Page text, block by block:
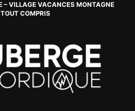
– VILLAGE VACANCES MONTAGNE
TOUT COMPRIS